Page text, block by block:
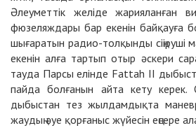
Әлеуметтік желіде жарияланған
фюзеляждары бар екенін байқауға
шығаратын радио-толқынды сіңіруші
екенін алға тартып отыр әскери
тауда Парсы елінде Fattah II
пайда болғанын айта кету
дыбыстан тез жылдамдықта
жаудың әуе қорғаныс жүйесін еңсере